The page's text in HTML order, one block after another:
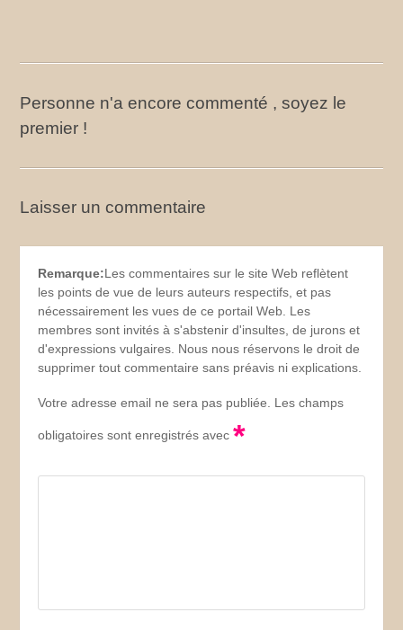
Personne n'a encore commenté , soyez le
premier !
Laisser un commentaire
Remarque:Les commentaires sur le site Web reflètent
les points de vue de leurs auteurs respectifs, et pas
nécessairement les vues de ce portail Web. Les
membres sont invités à s'abstenir d'insultes, de jurons et
d'expressions vulgaires. Nous nous réservons le droit de
supprimer tout commentaire sans préavis ni explications.
Votre adresse email ne sera pas publiée. Les champs
obligatoires sont enregistrés avec*